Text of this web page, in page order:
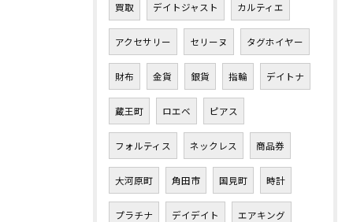
買取 デイトジャスト カルティエ
アクセサリー セリーヌ タグホイヤー
財布 金貨 銀貨 指輪 デイトナ
蔵王町 ロエベ ピアス
フォルティス ネックレス 商品券
大河原町 角田市 国見町 時計
プラチナ デイデイト エアキング